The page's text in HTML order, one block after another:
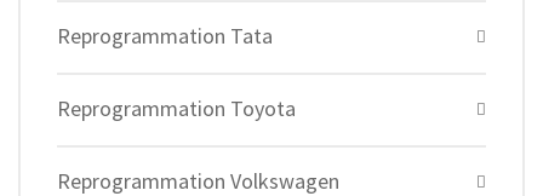
Reprogrammation Tata
Reprogrammation Toyota
Reprogrammation Volkswagen